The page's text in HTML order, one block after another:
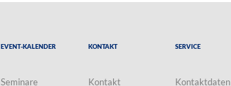
Event-Kalender
Seminare
Kontakt
Kontakt
Service
Kontaktdaten